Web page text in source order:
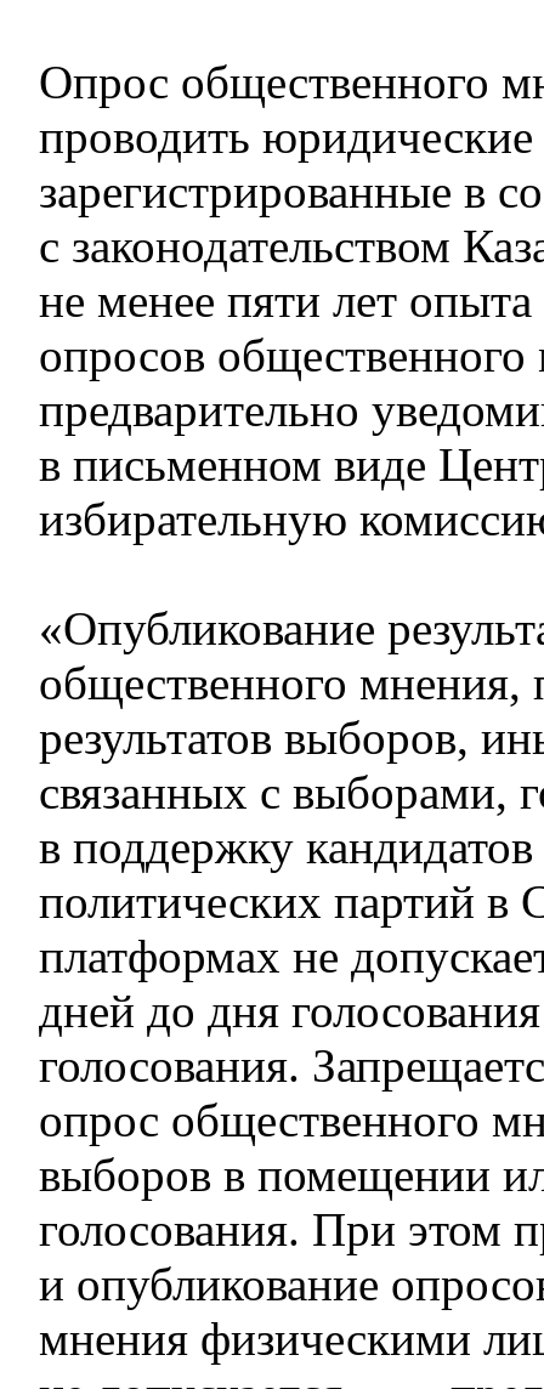
Опрос общественного
проводить
зарегистрированные в
с законодательством
не менее пяти лет
опросов
предварительно
в письменном виде
избирательную
«Опубликование
общественного мнения,
результатов выборов,
связанных с выборами,
в поддержку
политических партий
платформах не
дней до дня
голосования.
опрос общественного
выборов в помещении
голосования. При этом
и опубликование
мнения физическими